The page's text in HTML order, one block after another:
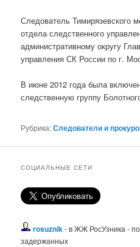
Следователь Тимирязевского
отдела следственного
административному округу
управления СК России по г.
В июне 2012 года была
следственную группу
Рубрика:Следователи и
СОЦИАЛЬНЫЕ СЕТИ
rosuznik- в ЖЖ РосУзника -
задержанных